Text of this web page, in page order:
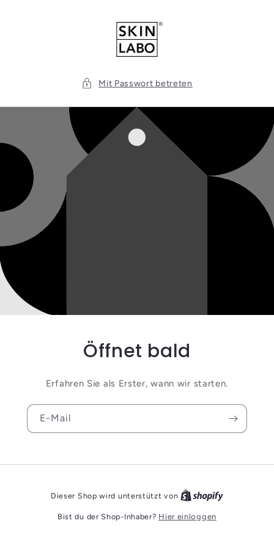
Mit Passwort betreten
Öffnet bald
Erfahren Sie als Erster, wann wir starten.
E-Mail
Dieser Shop wird unterstützt von
Bist du der Shop-Inhaber? Hier einloggen